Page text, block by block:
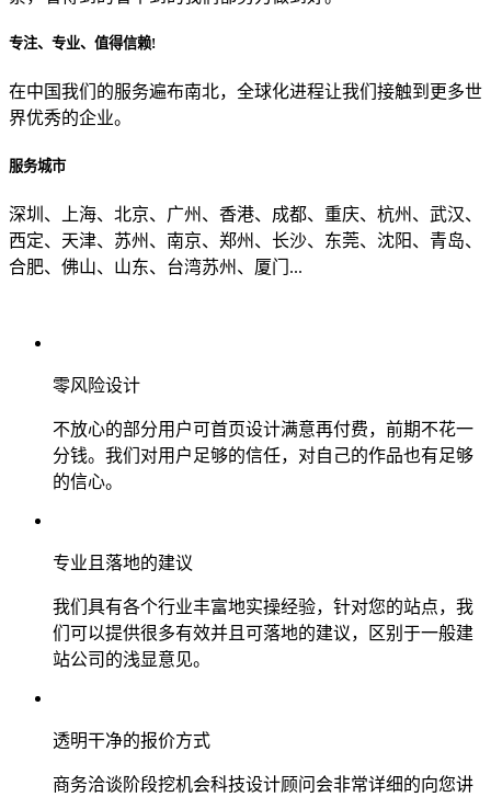
专注、专业、值得信赖!
在中国我们的服务遍布南北，全球化进程让我们接触到更多世
界优秀的企业。
服务城市
深圳、上海、北京、广州、香港、成都、重庆、杭州、武汉、
西定、天津、苏州、南京、郑州、长沙、东莞、沈阳、青岛、
合肥、佛山、山东、台湾苏州、厦门...
零风险设计
不放心的部分用户可首页设计满意再付费，前期不花一
分钱。我们对用户足够的信任，对自己的作品也有足够
的信心。
专业且落地的建议
我们具有各个行业丰富地实操经验，针对您的站点，我
们可以提供很多有效并且可落地的建议，区别于一般建
站公司的浅显意见。
透明干净的报价方式
商务洽谈阶段挖机会科技设计顾问会非常详细的向您讲